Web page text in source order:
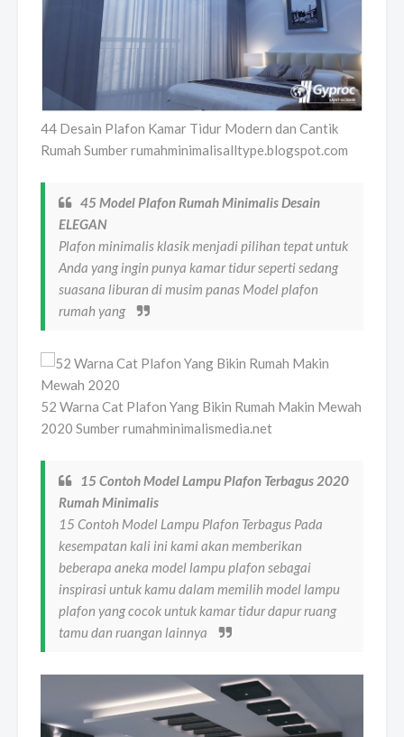
44 Desain Plafon Kamar Tidur Modern dan Cantik
Rumah Sumber rumahminimalisalltype.blogspot.com
45 Model Plafon Rumah Minimalis Desain
ELEGAN
Plafon minimalis klasik menjadi pilihan tepat untuk
Anda yang ingin punya kamar tidur seperti sedang
suasana liburan di musim panas Model plafon
rumah yang
52 Warna Cat Plafon Yang Bikin Rumah Makin Mewah
2020 Sumber rumahminimalismedia.net
15 Contoh Model Lampu Plafon Terbagus 2020
Rumah Minimalis
15 Contoh Model Lampu Plafon Terbagus Pada
kesempatan kali ini kami akan memberikan
beberapa aneka model lampu plafon sebagai
inspirasi untuk kamu dalam memilih model lampu
plafon yang cocok untuk kamar tidur dapur ruang
tamu dan ruangan lainnya